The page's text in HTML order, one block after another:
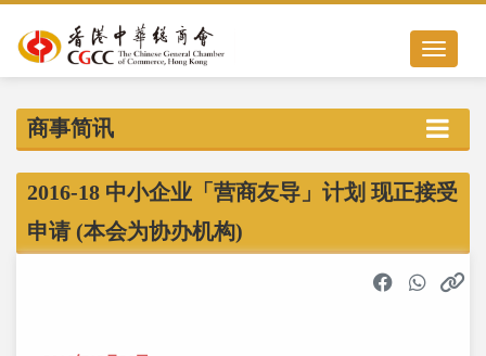
Toggle
商事简讯
2016-18 中小企业「营商友导」计划 现正接受
申请 (本会为协办机构)